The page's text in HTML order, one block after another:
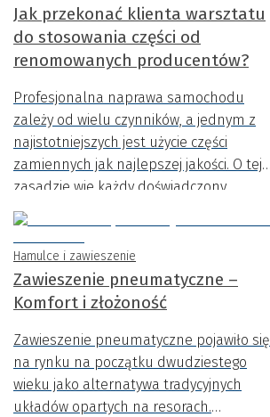
Jak przekonać klienta warsztatu
do stosowania części od
renomowanych producentów?
Profesjonalna naprawa samochodu
zależy od wielu czynników, a jednym z
najistotniejszych jest użycie części
zamiennych jak najlepszej jakości. O tej
zasadzie wie każdy doświadczony
mechanik, ale nie musi wiedzieć
posiadacz serwisowanego pojazdu,
szczególnie jeśli chce zredukować koszty
naprawy. Jak więc skutecznie przekonać
klientów warsztatu do zastosowania
Hamulce i zawieszenie
Zawieszenie pneumatyczne –
Komfort i złożoność
Zawieszenie pneumatyczne pojawiło się
na rynku na początku dwudziestego
wieku jako alternatywa tradycyjnych
układów opartych na resorach.